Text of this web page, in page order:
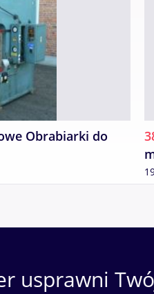
Obrabiarki do
usprawni